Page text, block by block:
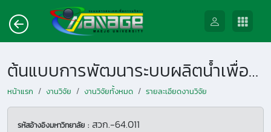
ต้นแบบการพัฒนาระบบผลิตน้ำเพื่อการเกษตรจากอากาศโดยใช้ความเย็นพื้นดินร่วมกับพลังงานแสงอาทิตย์
หน้าแรก งานวิจัย งานวิจัยทั้งหมด รายละเอียดงานวิจัย
รหัสอ้างอิงมหาวิทยาลัย : สวก.-64.011